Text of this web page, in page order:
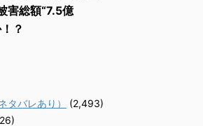
害総額“7.5億
？
タバレあり）
(2,493)